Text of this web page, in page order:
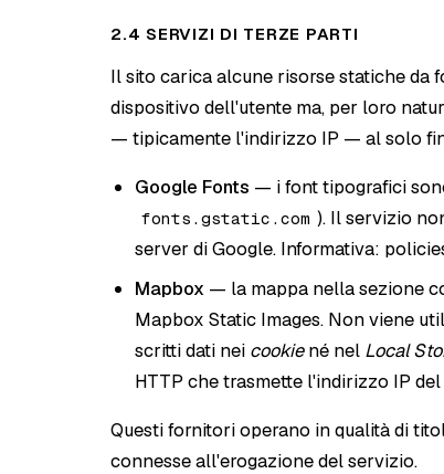
2.4 SERVIZI DI TERZE PARTI
Il sito carica alcune risorse statiche da
dispositivo dell'utente ma, per loro
— tipicamente l'indirizzo IP — al solo
Google Fonts — i font tipografici
fonts.gstatic.com ). Il servizio
server di Google. Informativa:
Mapbox — la mappa nella sezione
Mapbox Static Images. Non viene
scritti dati nei cookiené nel Local
HTTP che trasmette l'indirizzo IP
Questi fornitori operano in qualità di
connesse all'erogazione del servizio.